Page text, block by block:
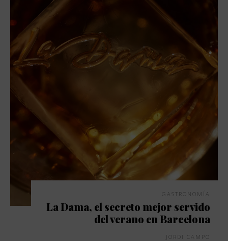
GASTRONOMÍA
La Dama, el secreto mejor servido
del verano en Barcelona
JORDI CAMPO